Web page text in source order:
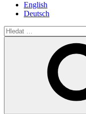
English
Deutsch
Hledat: